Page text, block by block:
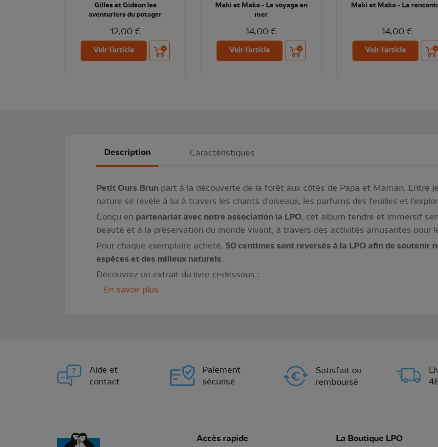
Gilles et Gidéon les
aventuriers du potager
12,00 €
Voir l'article Ajouter au panier
Maki et Mako - Le voyage en
mer
14,00 €
Voir l'article Ajouter au panier
Maki et Mako - La
14,00 €
Voir l'article
Description Caractéristiques
Petit Ours Brun part à la découverte de la forêt aux côtés de Papa et Maman. Entre
nature se révèle à lui à travers les chants d’oiseaux, les parfums des feuilles et
Conçu en partenariat avec notre association la LPO, cet album tendre et immersif
beauté et à la préservation du monde vivant, à travers des activités amusantes pour
Pour chaque exemplaire acheté, 50 centimes sont reversés à la LPO afin de soutenir
espèces et des milieux naturels.
Découvrez un extrait du livre ci-dessous :
En savoir plus
Aide et
contact
Paiement
sécurisé
Satisfait ou
remboursé
Accès rapide La Boutique LPO